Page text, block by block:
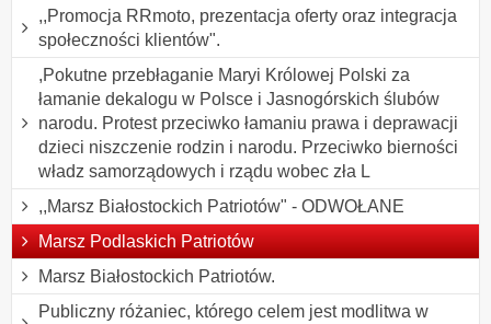
,,Promocja RRmoto, prezentacja oferty oraz integracja
społeczności klientów".
,Pokutne przebłaganie Maryi Królowej Polski za
łamanie dekalogu w Polsce i Jasnogórskich ślubów
narodu. Protest przeciwko łamaniu prawa i deprawacji
dzieci niszczenie rodzin i narodu. Przeciwko bierności
władz samorządowych i rządu wobec zła L
,,Marsz Białostockich Patriotów" - ODWOŁANE
Marsz Podlaskich Patriotów
Marsz Białostockich Patriotów.
Publiczny różaniec, którego celem jest modlitwa w